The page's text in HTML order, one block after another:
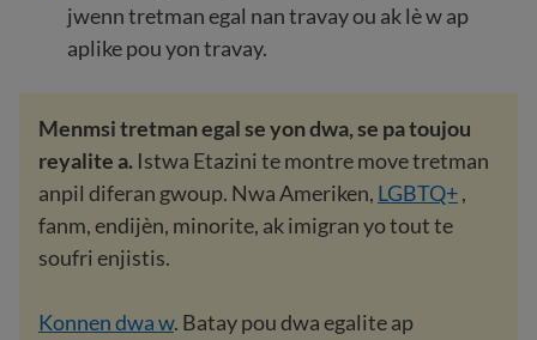
jwenn tretman egal nan travay ou ak lè w ap
aplike pou yon travay.
Menmsi tretman egal se yon dwa, se pa toujou
reyalite a. Istwa Etazini te montre move tretman
anpil diferan gwoup. Nwa Ameriken, LGBTQ+,
fanm, endijèn, minorite, ak imigran yo tout te
soufri enjistis.
Konnen dwa w. Batay pou dwa egalite ap